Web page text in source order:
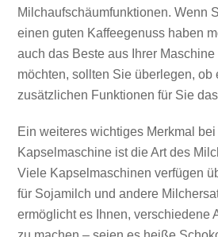
Milchaufschäumfunktionen. Wenn
einen guten Kaffeegenuss haben
auch das Beste aus Ihrer
möchten, sollten Sie überlegen, ob
zusätzlichen Funktionen für Sie
Ein weiteres wichtiges Merkmal
Kapselmaschine ist die Art des
Viele Kapselmaschinen verfügen
für Sojamilch und andere
ermöglicht es Ihnen, verschiedene